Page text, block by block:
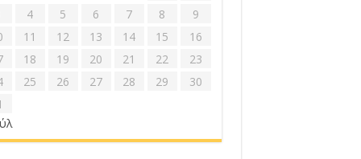
4 5 6 7 8
9
11 12 13 14 15
16
18 19 20 21 22
23
25 26 27 28 29
30